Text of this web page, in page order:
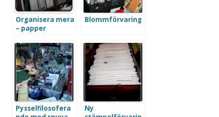
Organisera mera
– papper
Blommförvaring
Pysselfilosofera
Ny